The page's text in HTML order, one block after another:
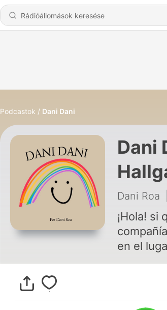
Podcastok Dani Dani
Dani
Dani Roa
¡Hola! si
en el
Roa y
de mi
sueños
de una